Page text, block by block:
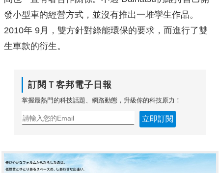
發小型車的經營方式，並沒有推出一堆孿生作品。
2010年 9月，雙方針對綠能環保的要求，而進行了雙
生車款的衍生。
訂閱Ｔ客邦電子日報
掌握最熱門的科技話題、網路動態，升級你的科技原力！
立即訂閱